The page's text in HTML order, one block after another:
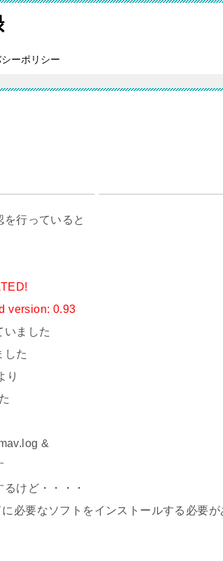
ーポリシー
行っていると
version: 0.93
いました
した
り
&
けど・・・・
必要なソフトをインストールする必要が